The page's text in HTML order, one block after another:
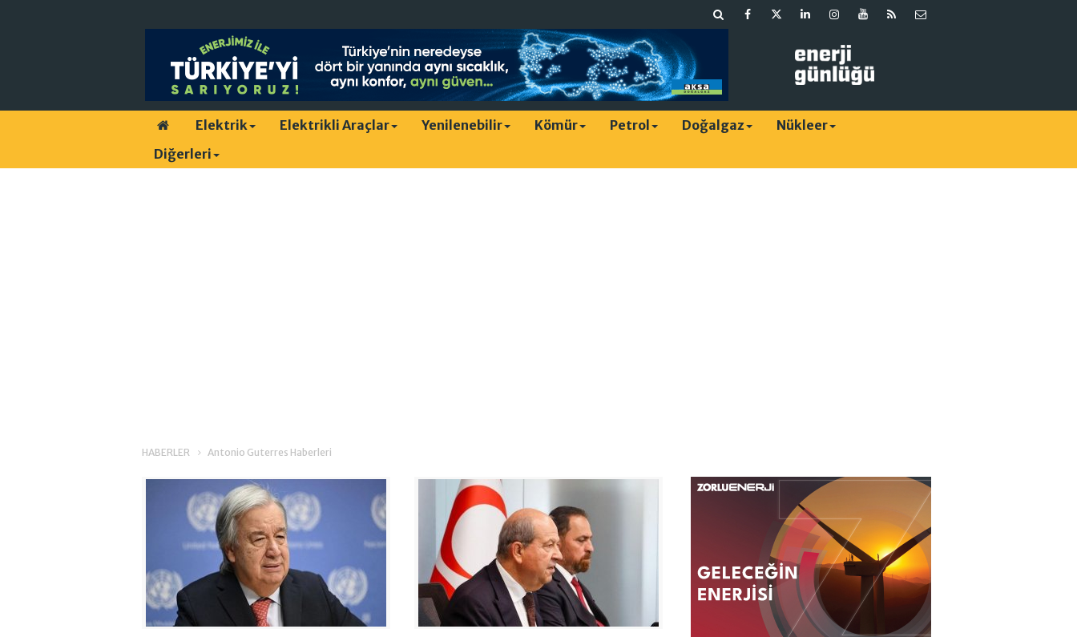
Elektrik Elektrikli Araçlar Yenilenebilir Kömür Petrol Doğalgaz
Nükleer
Diğerleri
HABERLER Antonio Guterres Haberleri